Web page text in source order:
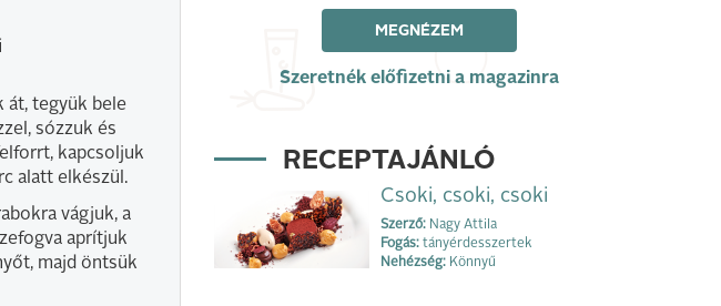
át, tegyük bele
sózzuk és
kapcsoljuk
alatt elkészül.
vágjuk, a
aprítjuk
majd öntsük
MEGNÉZEM
Szeretnék előfizetni a magazinra
RECEPTAJÁNLÓ
Csoki, csoki, csoki
Szerző: Nagy Attila
Fogás: tányérdesszertek
Nehézség: Könnyű